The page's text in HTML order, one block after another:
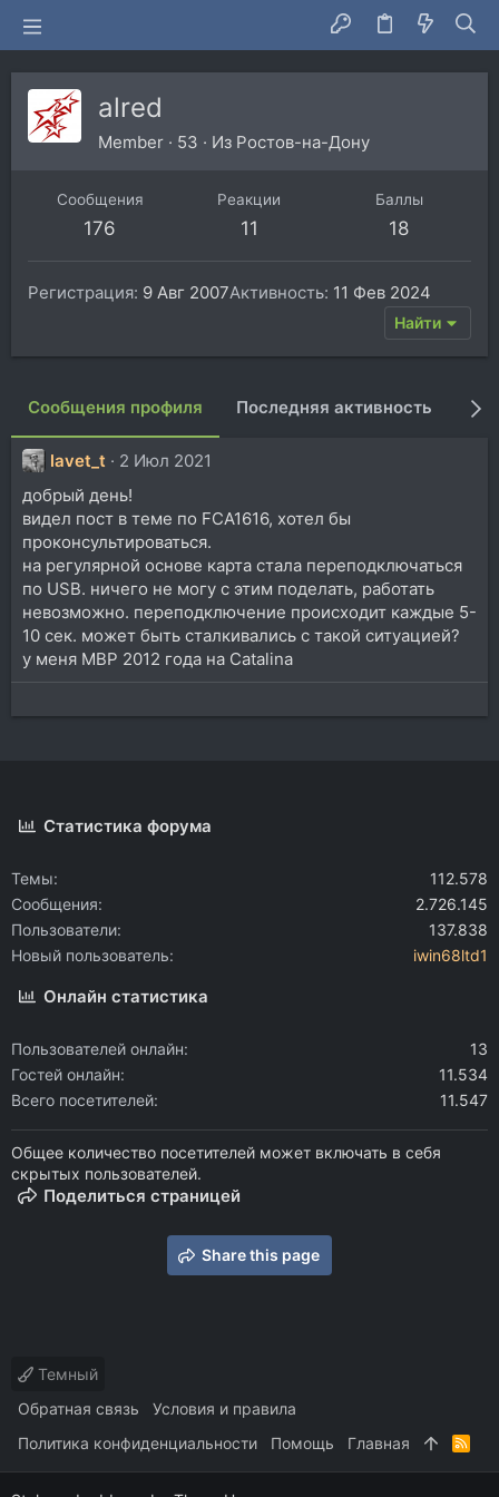
alred
Member · 53 · Из Ростов-на-Дону
Сообщения
176
Реакции
11
Баллы
18
Регистрация 9 Авг 2007Активность 11 Фев 2024
Найти
Сообщения профиля Последняя активность
lavet_t
2 Июл 2021
добрый день!
видел пост в теме по FCA1616, хотел бы
проконсультироваться.
на регулярной основе карта стала переподключаться
по USB. ничего не могу с этим поделать, работать
невозможно. переподключение происходит каждые 5-
10 сек. может быть сталкивались с такой ситуацией?
у меня MBP 2012 года на Catalina
Статистика форума
Темы
112.578
Сообщения
2.726.145
Пользователи
137.838
Новый пользователь
iwin68ltd1
Онлайн статистика
Пользователей онлайн
13
Гостей онлайн
11.534
Всего посетителей
11.547
Общее количество посетителей может включать в себя
скрытых пользователей.
Поделиться страницей
Share this page
Темный
Обратная связь
Условия и правила
Политика конфиденциальности
Помощь Главная
R